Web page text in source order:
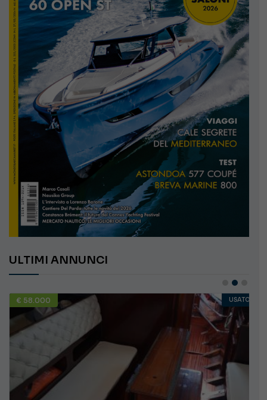
ULTIMI ANNUNCI
€ 58.000 USATO